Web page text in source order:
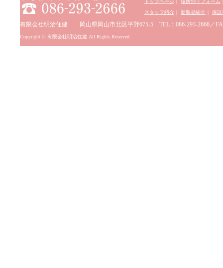
トップページ 場所別リフォーム
スタッフ紹介
新製品紹介 保証
有限会社明治住建 岡山県岡山市北区平野675-5 TEL：086-293-2666／
Copyright © 有限会社明治住建 All Rights Reserved.